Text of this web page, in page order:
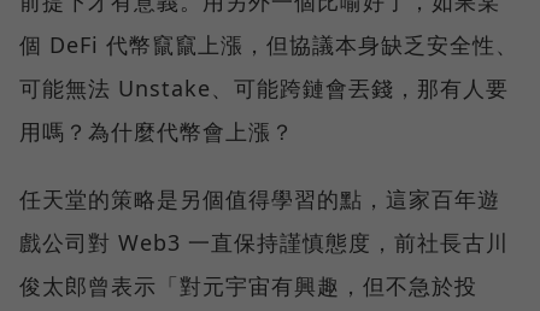
個 DeFi 代幣竄竄上漲，但協議本身缺乏安全性、
可能無法 Unstake、可能跨鏈會丟錢，那有人要
用嗎？為什麼代幣會上漲？
任天堂的策略是另個值得學習的點，這家百年遊
戲公司對 Web3 一直保持謹慎態度，前社長古川
俊太郎曾表示「對元宇宙有興趣，但不急於投